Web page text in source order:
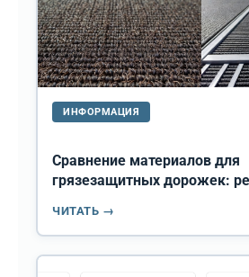
ИНФОРМАЦИЯ
Сравнение материалов для
грязезащитных дорожек:
ЧИТАТЬ →